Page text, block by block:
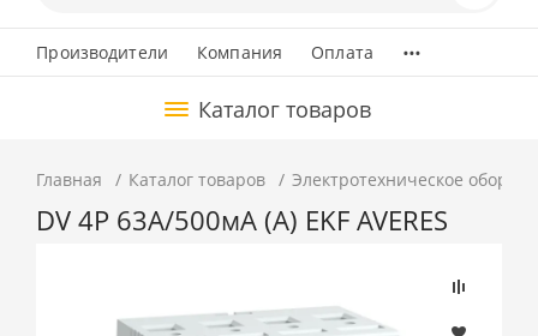
Производители Компания Оплата ...
Каталог товаров
Главная Каталог товаров Электротехническое
DV 4P 63А/500мА (A) EKF AVERES